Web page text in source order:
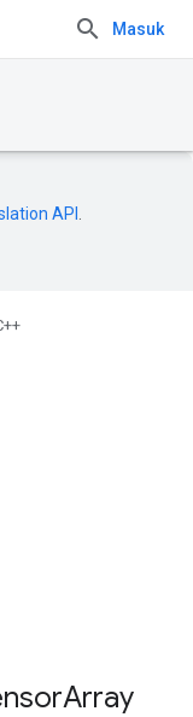
Masuk
API
Array